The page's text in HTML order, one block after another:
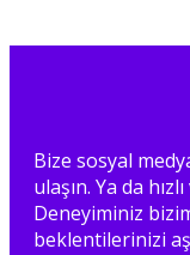
Bize sosyal
ulaşın. Ya da
Deneyiminiz
beklentilerinizi